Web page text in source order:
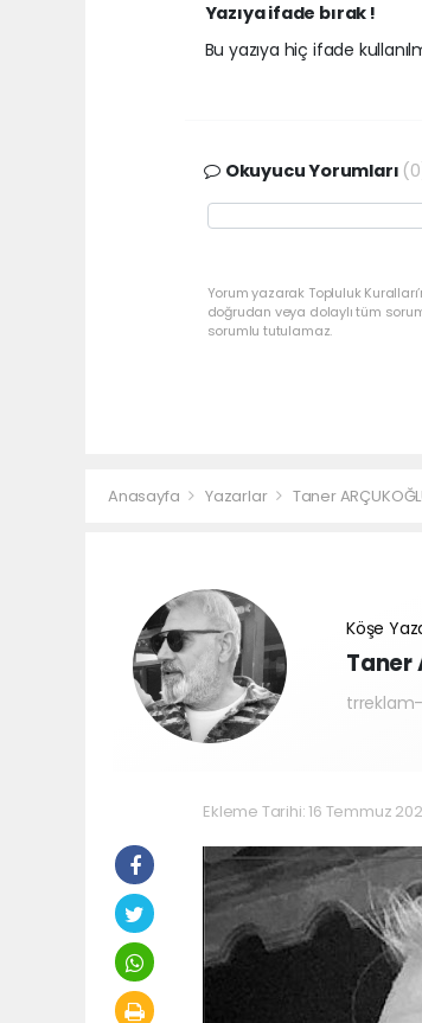
Yazıya ifade bırak !
Bu yazıya hiç ifade
Okuyucu Yorumları
Yorum yazarak Topluluk
doğrudan veya dolaylı tüm
sorumlu tutulamaz.
Anasayfa Yazarlar Taner
Köşe
Taner
Ekleme Tarihi: 16 Temmuz